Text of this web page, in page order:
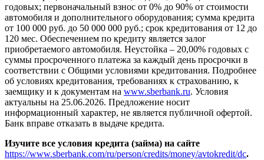
годовых; первоначальный взнос от 0% до 90% от стоимости
автомобиля и дополнительного оборудования; сумма кредита
от 100 000 руб. до 50 000 000 руб.; срок кредитования от 12 до
120 мес. Обеспечением по кредиту является залог
приобретаемого автомобиля. Неустойка – 20,00% годовых с
суммы просроченного платежа за каждый день просрочки в
соответствии с Общими условиями кредитования. Подробнее
об условиях кредитования, требованиях к страхованию, к
заемщику и к документам на www.sberbank.ru. Условия
актуальны на 25.06.2026. Предложение носит
информационный характер, не является публичной офертой.
Банк вправе отказать в выдаче кредита.
Изучите все условия кредита (займа) на сайте
https://www.sberbank.com/ru/person/credits/money/avtokredit/dc.